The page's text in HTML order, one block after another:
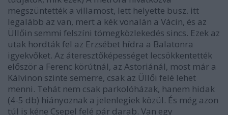
megszüntették a villamost, lett helyette busz. itt
legalább az van, mert a kék vonalán a Vácin, és az
Üllőin semmi felszíni tömegközlekedés sincs. Ezek az
utak hordták fel az Erzsébet hídra a Balatonra
igyekvőket. Az áteresztőképességet lecsökkentették
először a Ferenc körútnál, az Astoriánál, most már a
Kálvinon szinte semerre, csak az Üllői felé lehet
menni. Tehát nem csak parkolóházak, hanem hidak
(4-5 db) hiányoznak a jelenlegiek közül. És még azon
túl is kéne Csepel felé pár darab. Van egy